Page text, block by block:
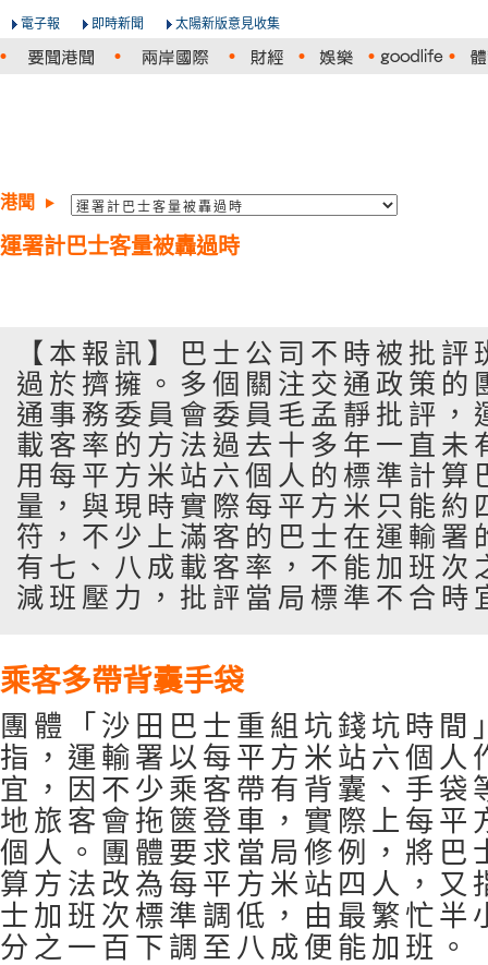
電子報 即時新聞 太陽新版意見收集
港聞
運署計巴士客量被轟過時
【本報訊】巴士公司不時被批
過於擠擁。多個關注交通政策的
通事務委員會委員毛孟靜批評，
載客率的方法過去十多年一直未
用每平方米站六個人的標準計算
量，與現時實際每平方米只能約
符，不少上滿客的巴士在運輸署
有七、八成載客率，不能加班次
減班壓力，批評當局標準不合時
乘客多帶背囊手袋
團體「沙田巴士重組坑錢坑時間
指，運輸署以每平方米站六個人
宜，因不少乘客帶有背囊、手袋
地旅客會拖篋登車，實際上每平
個人。團體要求當局修例，將巴
算方法改為每平方米站四人，又
士加班次標準調低，由最繁忙半
分之一百下調至八成便能加班。